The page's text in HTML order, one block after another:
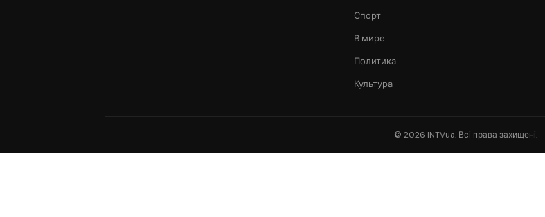
Спорт
В мире
Политика
Культура
© 2026 INTVua. Всі права захищені.